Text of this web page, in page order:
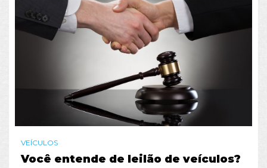
VEÍCULOS
Você entende de leilão de veículos?